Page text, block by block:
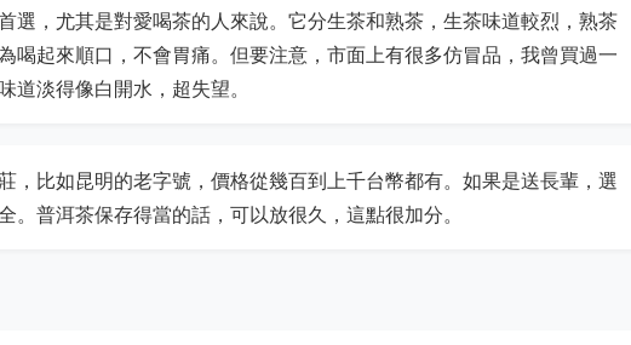
選，尤其是對愛喝茶的人來說。它分生茶和熟茶，生茶味道較烈，熟茶
喝起來順口，不會胃痛。但要注意，市面上有很多仿冒品，我曾買過一
道淡得像白開水，超失望。
，比如昆明的老字號，價格從幾百到上千台幣都有。如果是送長輩，選
。普洱茶保存得當的話，可以放很久，這點很加分。